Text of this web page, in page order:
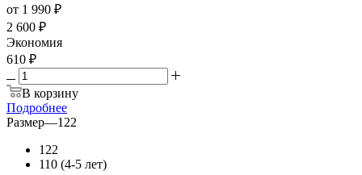
от 1 990 ₽
2 600 ₽
Экономия
610 ₽
В корзину
Подробнее
Размер—122
122
110 (4-5 лет)